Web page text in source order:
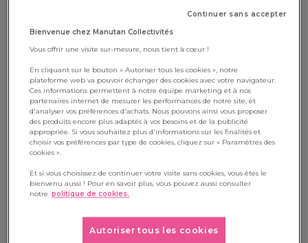
ranger les biscuits et les offrir le jour J, on utilisera des pots
ferme avec une pièce de tissu que les enfants pourront
décorer à leur guise. Les étiquettes vont faire tout le charme
de ce présent, et seront réalisées elles aussi avec créativité et
application !
petite boite à bijou
Continuer sans accepter
Bienvenue chez Manutan Collectivités
Vous offrir une visite sur-mesure, nous tient à cœur !
En cliquant sur le bouton « Autoriser tous les cookies », notre
plateforme web va pouvoir échanger des cookies avec votre navigateur.
Ces informations permettent à notre équipe marketing et à nos
partenaires internet de mesurer les performances de notre site, et
d'analyser vos préférences d'achats. Nous pouvons ainsi vous proposer
des produits encore plus adaptés à vos besoins et de la publicité
appropriée. Si vous souhaitez plus d'informations sur les finalités et
choisir vos préférences par type de cookies, cliquez sur « Paramètres des
cookies ».
Et si vous choisissez de continuer votre visite sans cookies, vous êtes le
bienvenu aussi ! Pour en savoir plus, vous pouvez aussi consulter
notre politique de cookies.
Autoriser tous les cookies